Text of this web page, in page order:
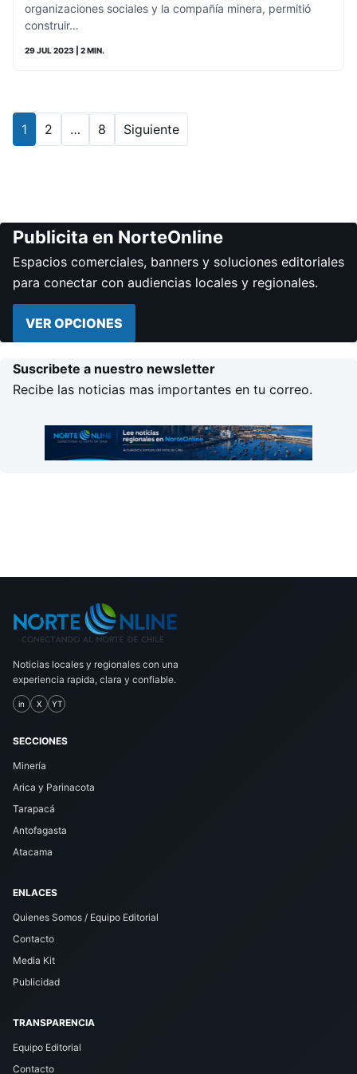
organizaciones sociales y la compañía minera, permitió
construir…
29 JUL 2023 | 2 MIN.
1 2 … 8 Siguiente
Publicita en NorteOnline
Espacios comerciales, banners y soluciones editoriales
para conectar con audiencias locales y regionales.
VER OPCIONES
Suscribete a nuestro newsletter
Recibe las noticias mas importantes en tu correo.
Noticias locales y regionales con una
experiencia rapida, clara y confiable.
in X YT
SECCIONES
Minería
Arica y Parinacota
Tarapacá
Antofagasta
Atacama
ENLACES
Quienes Somos / Equipo Editorial
Contacto
Media Kit
Publicidad
TRANSPARENCIA
Equipo Editorial
Contacto